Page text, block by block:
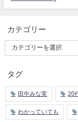
カテゴリー
タグ
田中みな実 20
わかっていても